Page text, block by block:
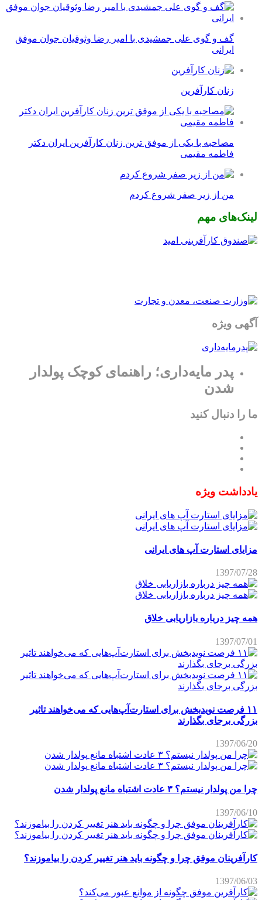
گف و گوی علی جمشیدی با امیر رضا وثوقیان جوان موفق
ایرانی
زنان کارآفرین
مصاحبه با یکی از موفق ترین زنان کارآفرین ایران دکتر
فاطمه مقیمی
من از زیر صفر شروع کردم
مهم
ویژه
پدر مایه‌داری؛ راهنمای کوچک پولدار
شدن
دنبال کنید
ویژه
استارت آپ های ایرانی
1397/
چیز درباره بازاریابی خلاق
1397/
۱۱ فرصت نویدبخش برای استارت‌آپ‌هایی که می‌خواهند تاثیر
برجای بگذارند
1397/
نیستم؟ ۳ عادت اشتباه مانع پولدار شدن
1397/
موفق چرا و چگونه باید هنر تغییر کردن را بیاموزند؟
1397/